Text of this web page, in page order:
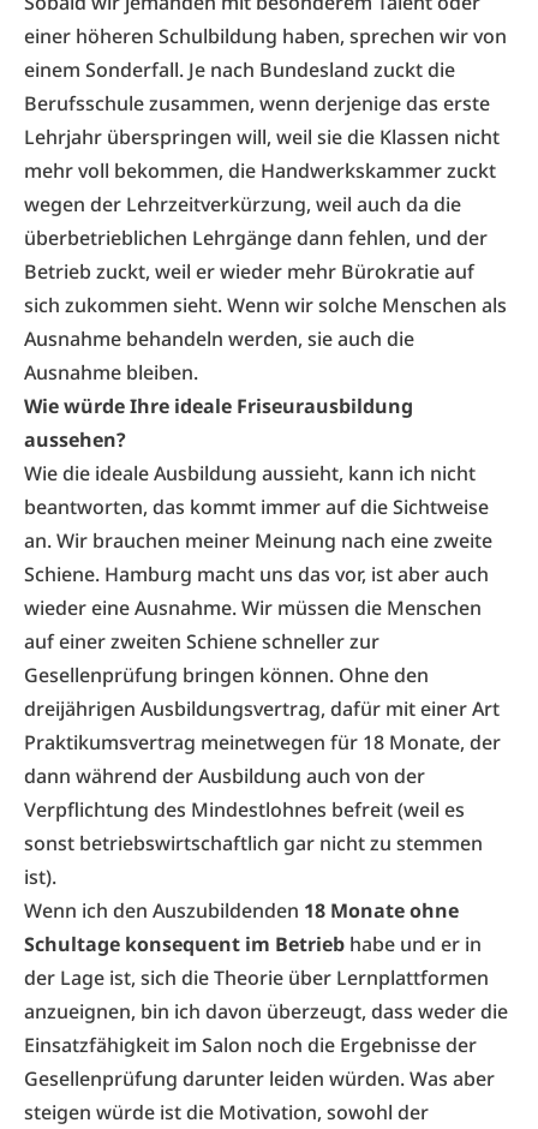
einer höheren Schulbildung haben, sprechen wir von
einem Sonderfall. Je nach Bundesland zuckt die
Berufsschule zusammen, wenn derjenige das erste
Lehrjahr überspringen will, weil sie die Klassen nicht
mehr voll bekommen, die Handwerkskammer zuckt
wegen der Lehrzeitverkürzung, weil auch da die
überbetrieblichen Lehrgänge dann fehlen, und der
Betrieb zuckt, weil er wieder mehr Bürokratie auf
sich zukommen sieht. Wenn wir solche Menschen als
Ausnahme behandeln werden, sie auch die
Ausnahme bleiben.
Wie würde Ihre ideale Friseurausbildung
aussehen?
Wie die ideale Ausbildung aussieht, kann ich nicht
beantworten, das kommt immer auf die Sichtweise
an. Wir brauchen meiner Meinung nach eine zweite
Schiene. Hamburg macht uns das vor, ist aber auch
wieder eine Ausnahme. Wir müssen die Menschen
auf einer zweiten Schiene schneller zur
Gesellenprüfung bringen können. Ohne den
dreijährigen Ausbildungsvertrag, dafür mit einer Art
Praktikumsvertrag meinetwegen für 18 Monate, der
dann während der Ausbildung auch von der
Verpflichtung des Mindestlohnes befreit (weil es
sonst betriebswirtschaftlich gar nicht zu stemmen
ist).
Wenn ich den Auszubildenden 18 Monate ohne
Schultage konsequent im Betrieb habe und er in
der Lage ist, sich die Theorie über Lernplattformen
anzueignen, bin ich davon überzeugt, dass weder die
Einsatzfähigkeit im Salon noch die Ergebnisse der
Gesellenprüfung darunter leiden würden. Was aber
steigen würde ist die Motivation, sowohl der